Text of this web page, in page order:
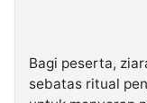
Bagi peserta,
sebatas ritual